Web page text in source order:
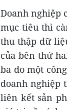
Doanh nghiệp
mục tiêu thì
thu thập dữ
của bên thứ
ba do một
doanh nghiệp
liên kết sản